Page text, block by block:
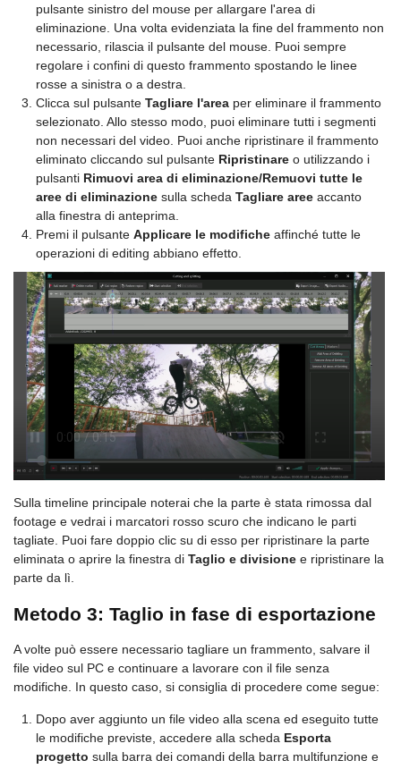
pulsante sinistro del mouse per allargare l'area di
eliminazione. Una volta evidenziata la fine del frammento non
necessario, rilascia il pulsante del mouse. Puoi sempre
regolare i confini di questo frammento spostando le linee
rosse a sinistra o a destra.
Clicca sul pulsante Tagliare l'area per eliminare il frammento
selezionato. Allo stesso modo, puoi eliminare tutti i segmenti
non necessari del video. Puoi anche ripristinare il frammento
eliminato cliccando sul pulsante Ripristinare o utilizzando i
pulsanti Rimuovi area di eliminazione/Remuovi tutte le
aree di eliminazione sulla scheda Tagliare aree accanto
alla finestra di anteprima.
Premi il pulsante Applicare le modifiche affinché tutte le
operazioni di editing abbiano effetto.
Sulla timeline principale noterai che la parte è stata rimossa dal
footage e vedrai i marcatori rosso scuro che indicano le parti
tagliate. Puoi fare doppio clic su di esso per ripristinare la parte
eliminata o aprire la finestra di Taglio e divisione e ripristinare la
parte da lì.
Metodo 3: Taglio in fase di esportazione
A volte può essere necessario tagliare un frammento, salvare il
file video sul PC e continuare a lavorare con il file senza
modifiche. In questo caso, si consiglia di procedere come segue:
Dopo aver aggiunto un file video alla scena ed eseguito tutte
le modifiche previste, accedere alla scheda Esporta
progetto sulla barra dei comandi della barra multifunzione e